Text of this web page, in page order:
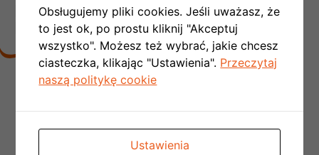
PC W POLSCE COROCZNIE SIĘ
PODWAJA:
Nie ma konieczności tworzenia kotłowni,
Obsługujemy pliki cookies. Jeśli uważasz, że
to jest ok, po prostu kliknij "Akceptuj
wszystko". Możesz też wybrać, jakie chcesz
ciasteczka, klikając "Ustawienia". Przeczytaj
naszą politykę cookie
Ustawienia